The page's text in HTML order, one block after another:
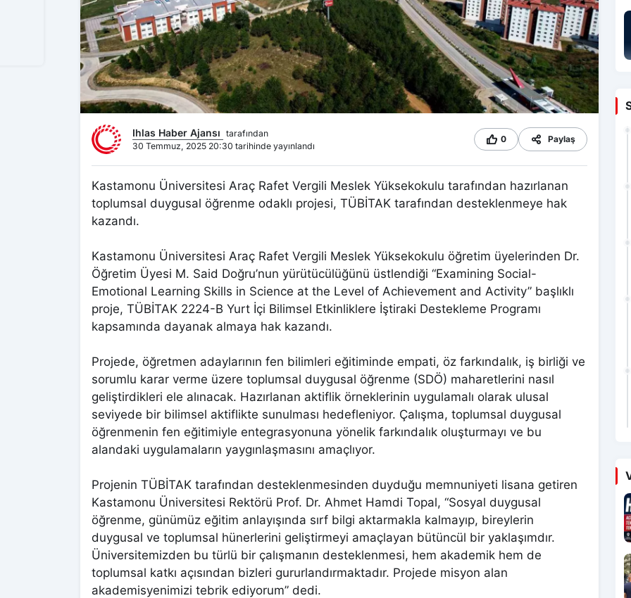
Ihlas Haber Ajansı tarafından
30 Temmuz, 2025 20:30 tarihinde yayınlandı
0 Paylaş
Kastamonu Üniversitesi Araç Rafet Vergili Meslek Yüksekokulu tarafından hazırlanan
toplumsal duygusal öğrenme odaklı projesi, TÜBİTAK tarafından desteklenmeye hak
kazandı.
Kastamonu Üniversitesi Araç Rafet Vergili Meslek Yüksekokulu öğretim üyelerinden Dr.
Öğretim Üyesi M. Said Doğru’nun yürütücülüğünü üstlendiği “Examining Social-
Emotional Learning Skills in Science at the Level of Achievement and Activity” başlıklı
proje, TÜBİTAK 2224-B Yurt İçi Bilimsel Etkinliklere İştiraki Destekleme Programı
kapsamında dayanak almaya hak kazandı.
Projede, öğretmen adaylarının fen bilimleri eğitiminde empati, öz farkındalık, iş birliği ve
sorumlu karar verme üzere toplumsal duygusal öğrenme (SDÖ) maharetlerini nasıl
geliştirdikleri ele alınacak. Hazırlanan aktiflik örneklerinin uygulamalı olarak ulusal
seviyede bir bilimsel aktiflikte sunulması hedefleniyor. Çalışma, toplumsal duygusal
öğrenmenin fen eğitimiyle entegrasyonuna yönelik farkındalık oluşturmayı ve bu
alandaki uygulamaların yaygınlaşmasını amaçlıyor.
Projenin TÜBİTAK tarafından desteklenmesinden duyduğu memnuniyeti lisana getiren
Kastamonu Üniversitesi Rektörü Prof. Dr. Ahmet Hamdi Topal, “Sosyal duygusal
öğrenme, günümüz eğitim anlayışında sırf bilgi aktarmakla kalmayıp, bireylerin
duygusal ve toplumsal hünerlerini geliştirmeyi amaçlayan bütüncül bir yaklaşımdır.
Üniversitemizden bu türlü bir çalışmanın desteklenmesi, hem akademik hem de
toplumsal katkı açısından bizleri gururlandırmaktadır. Projede misyon alan
akademisyenimizi tebrik ediyorum” dedi.